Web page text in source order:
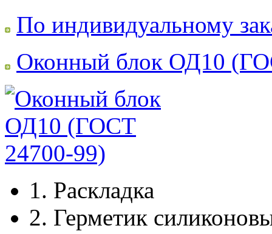
По индивидуальному
Оконный блок ОД10
1. Раскладка
2. Герметик